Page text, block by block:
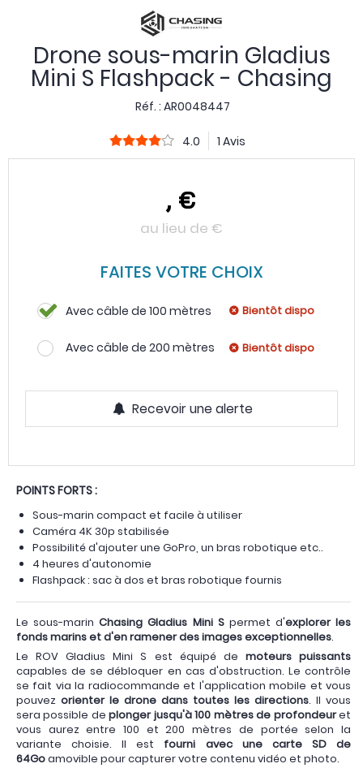
Drone sous-marin Gladius
Mini S Flashpack - Chasing
Réf. : AR0048447
4.0 1 Avis
, €
au lieu de €
FAITES VOTRE CHOIX
Avec câble de 100 mètres Bientôt dispo
Avec câble de 200 mètres Bientôt dispo
Recevoir une alerte
POINTS FORTS :
Sous-marin compact et facile à utiliser
Caméra 4K 30p stabilisée
Possibilité d'ajouter une GoPro, un bras robotique etc..
4 heures d'autonomie
Flashpack : sac à dos et bras robotique fournis
Le sous-marinChasing Gladius Mini Spermet d'explorer les
fonds marins et d'en ramener des images exceptionnelles.
Le ROV Gladius Mini S est équipé de moteurs puissants
capables de se débloquer en cas d'obstruction. Le contrôle
se fait via la radiocommande et l'application mobile et vous
pouvez orienter le drone dans toutes les directions. Il vous
sera possible deplonger jusqu'à 100 mètres de profondeuret
vous aurez entre 100 et 200 mètres de portée selon la
variante choisie. Il est fourni avec une carte SD de
64Goamovible pour capturer votre contenu vidéo et photo.